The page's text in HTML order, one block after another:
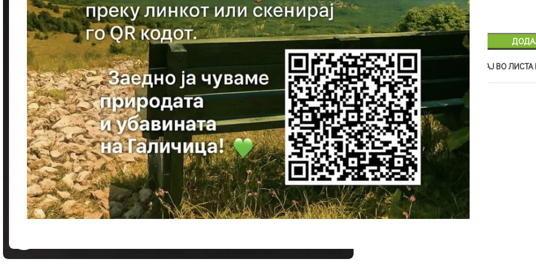
Add to compare ДОДАЈ ВО
SKU:37
Категорија Книги
Сподели: